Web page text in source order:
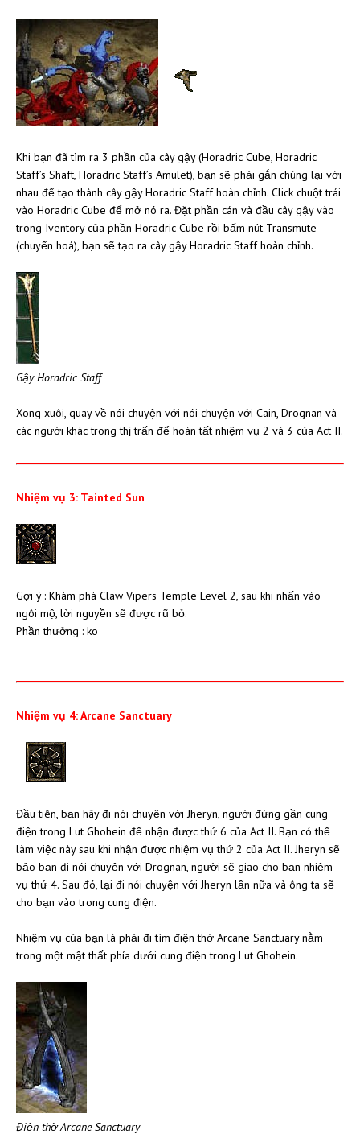
Khi bạn đã tìm ra 3 phần của cây gậy (Horadric Cube, Horadric
Staff’s Shaft, Horadric Staff’s Amulet), bạn sẽ phải gắn chúng lại với
nhau để tạo thành cây gậy Horadric Staff hoàn chỉnh. Click chuột trái
vào Horadric Cube để mở nó ra. Đặt phần cán và đầu cây gậy vào
trong Iventory của phần Horadric Cube rồi bấm nút Transmute
(chuyển hoá), bạn sẽ tạo ra cây gậy Horadric Staff hoàn chỉnh.
Gậy Horadric Staff
Xong xuôi, quay về nói chuyện với nói chuyện với Cain, Drognan và
các người khác trong thị trấn để hoàn tất nhiệm vụ 2 và 3 của Act II.
Nhiệm vụ 3: Tainted Sun
Gợi ý : Khám phá Claw Vipers Temple Level 2, sau khi nhấn vào
ngôi mộ, lời nguyền sẽ được rũ bỏ.
Phần thưởng : ko
Nhiệm vụ 4: Arcane Sanctuary
Đầu tiên, bạn hãy đi nói chuyện với Jheryn, người đứng gần cung
điện trong Lut Ghohein để nhận được thứ 6 của Act II. Bạn có thể
làm việc này sau khi nhận được nhiệm vụ thứ 2 của Act II. Jheryn sẽ
bảo bạn đi nói chuyện với Drognan, người sẽ giao cho bạn nhiệm
vụ thứ 4. Sau đó, lại đi nói chuyện với Jheryn lần nữa và ông ta sẽ
cho bạn vào trong cung điện.
Nhiệm vụ của bạn là phải đi tìm điện thờ Arcane Sanctuary nằm
trong một mật thất phía dưới cung điện trong Lut Ghohein.
Điện thờ Arcane Sanctuary